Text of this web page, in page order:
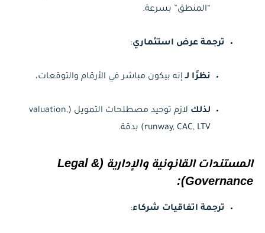
“المنطق” بسرعة.
ترجمة عرض استثماري:
نظرًا لـإنه بيكون مباشر في الأرقام والتوقعات،
لذلك
لازم توحيد مصطلحات التمويل (valuation,
runway, CAC, LTV) بدقة.
المستندات القانونية والإدارية (Legal &
Governance):
ترجمة اتفاقيات شركاء: